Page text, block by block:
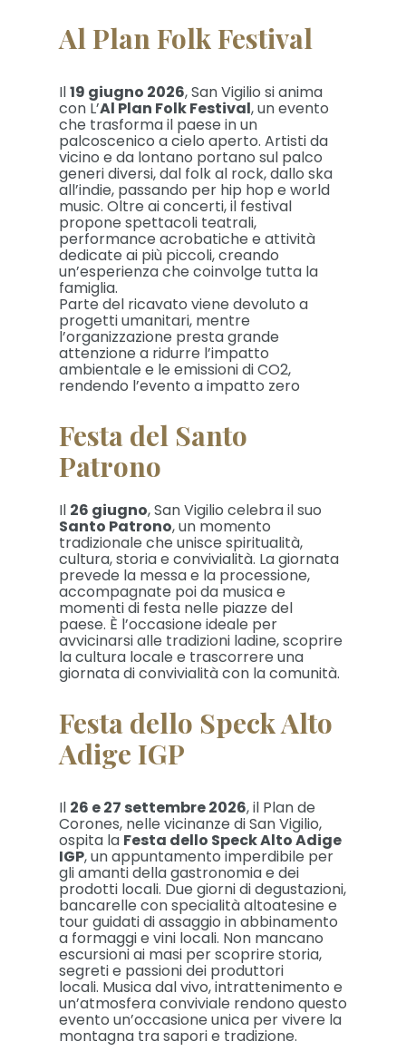
Al Plan Folk Festival
Il19 giugno 2026, San Vigilio si anima
con L’Al Plan Folk Festival, un evento
che trasforma il paese in un
palcoscenico a cielo aperto. Artisti da
vicino e da lontano portano sul palco
generi diversi, dal folk al rock, dallo ska
all’indie, passando per hip hop e world
music. Oltre ai concerti, il festival
propone spettacoli teatrali,
performance acrobatiche e attività
dedicate ai più piccoli, creando
un’esperienza che coinvolge tutta la
famiglia.
Parte del ricavato viene devoluto a
progetti umanitari, mentre
l’organizzazione presta grande
attenzione a ridurre l’impatto
ambientale e le emissioni di CO2,
rendendo l’evento a impatto zero
Festa del Santo
Patrono
Il 26 giugno, San Vigilio celebra il suo
Santo Patrono, un momento
tradizionale che unisce spiritualità,
cultura, storia e convivialità. La giornata
prevede la messa e la processione,
accompagnate poi da musica e
momenti di festa nelle piazze del
paese. È l’occasione ideale per
avvicinarsi alle tradizioni ladine, scoprire
la cultura locale e trascorrere una
giornata di convivialità con la comunità.
Festa dello Speck Alto
Adige IGP
Il 26 e 27 settembre 2026, il Plan de
Corones, nelle vicinanze di San Vigilio,
ospita la Festa dello Speck Alto Adige
IGP, un appuntamento imperdibile per
gli amanti della gastronomia e dei
prodotti locali. Due giorni di degustazioni,
bancarelle con specialità altoatesine e
tour guidati di assaggio in abbinamento
a formaggi e vini locali. Non mancano
escursioni ai masi per scoprire storia,
segreti e passioni dei produttori
locali. Musica dal vivo, intrattenimento e
un’atmosfera conviviale rendono questo
evento un’occasione unica per vivere la
montagna tra sapori e tradizione.